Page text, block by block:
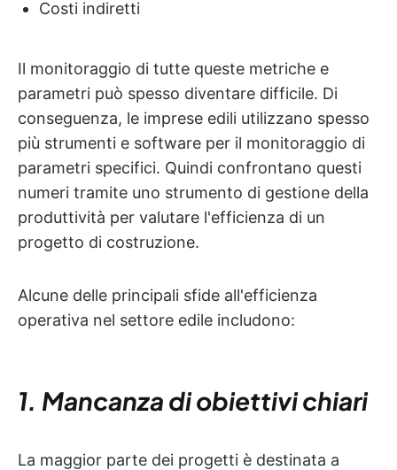
Costi indiretti
Il monitoraggio di tutte queste metriche e
parametri può spesso diventare difficile. Di
conseguenza, le imprese edili utilizzano spesso
più strumenti e software per il monitoraggio di
parametri specifici. Quindi confrontano questi
numeri tramite uno strumento di gestione della
produttività per valutare l'efficienza di un
progetto di costruzione.
Alcune delle principali sfide all'efficienza
operativa nel settore edile includono:
1. Mancanza di obiettivi chiari
La maggior parte dei progetti è destinata a